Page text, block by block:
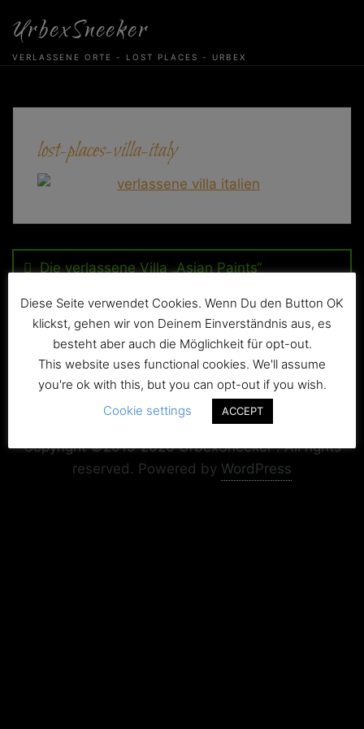
content
UrbexSneeker
VERLASSENE ORTE - LOST PLACES - URBEX
lost-places-villa-italy
Die verlassene Villa „Asian Paints“
Copyright+Impressum Privacy & Cookie Policy
Copyright ©2015-2026 UrbexSneeker . All rights
reserved. Powered by WordPress
Diese Seite verwendet Cookies. Wenn Du den Button OK
klickst, gehen wir von Deinem Einverständnis aus, es
besteht aber auch die Möglichkeit für opt-out.
This website uses functional cookies. We'll assume
you're ok with this, but you can opt-out if you wish.
Cookie settings
ACCEPT